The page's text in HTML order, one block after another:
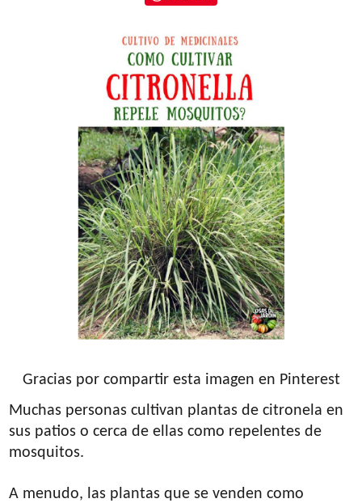
Gracias por compartir esta imagen en Pinterest
Muchas personas cultivan plantas de citronela en
sus patios o cerca de ellas como repelentes de
mosquitos.
A menudo, las plantas que se venden como